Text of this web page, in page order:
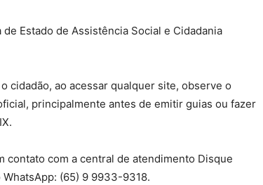
Estado de Assistência Social e Cidadania
cidadão, ao acessar qualquer site, observe o
principalmente antes de emitir guias ou fazer
contato com a central de atendimento Disque
(65) 9 9933-9318.